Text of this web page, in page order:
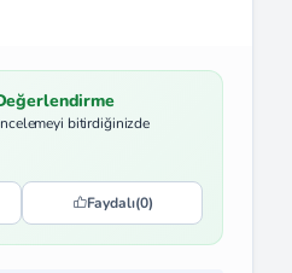
bitirdiğinizde
Faydalı(0)